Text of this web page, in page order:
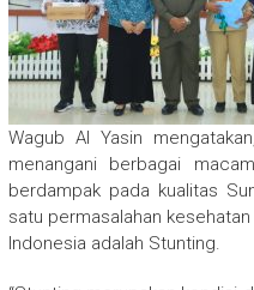
Wagub Al Yasin
menangani berbagai
berdampak pada kualitas
satu permasalahan
Indonesia adalah Stunting.